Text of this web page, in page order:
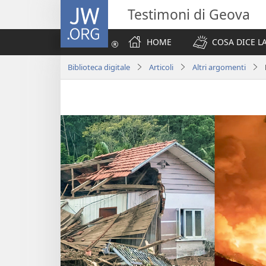
JW.ORG Testimoni di Geova
HOME
COSA DICE
Biblioteca digitale Articoli Altri argomenti